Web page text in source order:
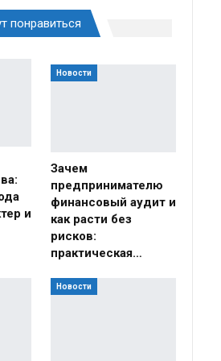
понравиться
и
Новости
Зачем
предпринимателю
финансовый аудит и
как расти без
рисков:
практическая…
Новости